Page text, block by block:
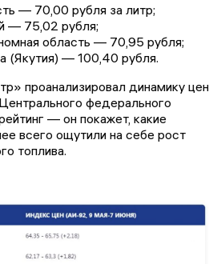
— 70,00 рубля за литр;
— 75,02 рубля;
область — 70,95 рубля;
(Якутия) — 100,40 рубля.
проанализировал динамику цен
федерального
— он покажет, какие
всего ощутили на себе рост
топлива.